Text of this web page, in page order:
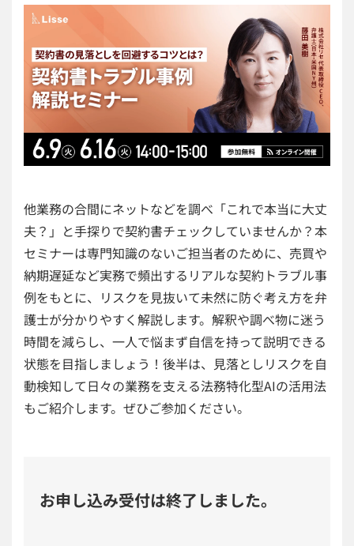
他業務の合間にネットなどを調べ「これで本当に大丈
夫？」と手探りで契約書チェックしていませんか？本
セミナーは専門知識のないご担当者のために、売買や
納期遅延など実務で頻出するリアルな契約トラブル事
例をもとに、リスクを見抜いて未然に防ぐ考え方を弁
護士が分かりやすく解説します。解釈や調べ物に迷う
時間を減らし、一人で悩まず自信を持って説明できる
状態を目指しましょう！後半は、見落としリスクを自
動検知して日々の業務を支える法務特化型AIの活用法
もご紹介します。ぜひご参加ください。
お申し込み受付は終了しました。